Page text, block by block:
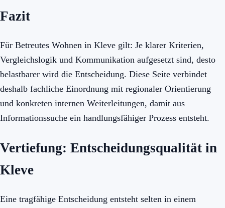
Fazit
Für Betreutes Wohnen in Kleve gilt: Je klarer Kriterien,
Vergleichslogik und Kommunikation aufgesetzt sind, desto
belastbarer wird die Entscheidung. Diese Seite verbindet
deshalb fachliche Einordnung mit regionaler Orientierung
und konkreten internen Weiterleitungen, damit aus
Informationssuche ein handlungsfähiger Prozess entsteht.
Vertiefung: Entscheidungsqualität in
Kleve
Eine tragfähige Entscheidung entsteht selten in einem